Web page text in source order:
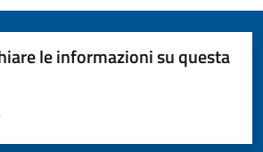
le informazioni su questa
5 stelle su 5
stelle su 5
su 5
5